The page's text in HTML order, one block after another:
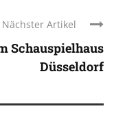
Nächster Artikel
Schauspielhaus
Düsseldorf